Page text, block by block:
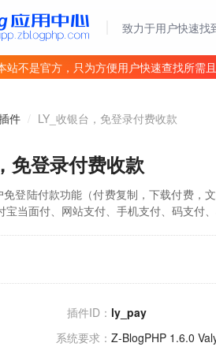
致力于用户快速找
站不是官方，只为方便用户快速查找所需
件 / LY_收银台，免登录付费收款
免登录付费收款
登陆付款功能（付费复制，下载付费，
宝当面付、网站支付、手机支付、码支付
插件ID： ly_pay
系统要求： Z-BlogPHP 1.6.0